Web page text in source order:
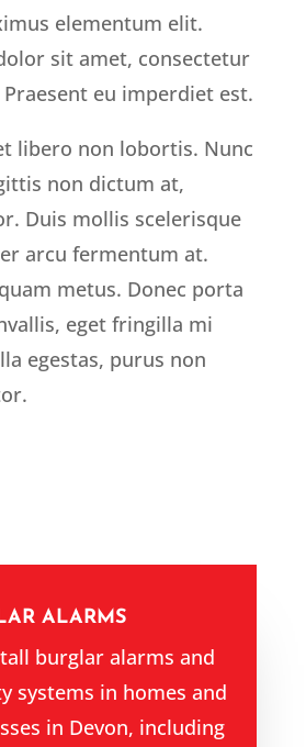
elementum elit.
sit amet, consectetur
eu imperdiet est.
libero non lobortis. Nunc
non dictum at,
Duis mollis scelerisque
arcu fermentum at.
metus. Donec porta
eget fringilla mi
egestas, purus non
ALARMS
burglar alarms and
systems in homes and
in Devon, including